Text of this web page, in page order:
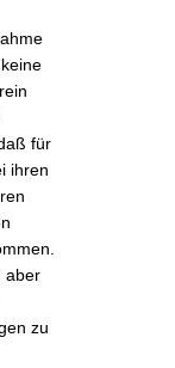
für
ihren
aber
zu